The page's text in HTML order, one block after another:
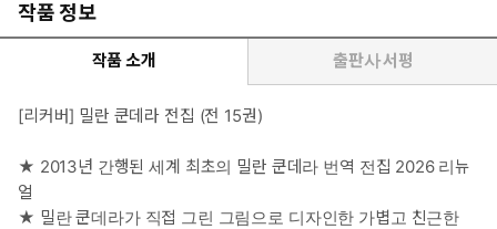
작품 정보
작품 소개 출판사 서평
[리커버] 밀란 쿤데라 전집 (전 15권)
★ 2013년 간행된 세계 최초의 밀란 쿤데라 번역 전집 2026 리뉴
얼
★ 밀란 쿤데라가 직접 그린 그림으로 디자인한 가볍고 친근한